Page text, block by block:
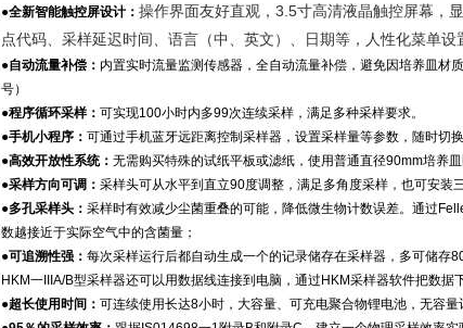
●全新智能触控屏设计： 操作界面友好直观，3.5寸高清液晶触控屏幕，
点代码、采样延迟时间、语言（中、英文）、日期等，人性化菜单设
●自动流量补偿： 内置实时流量监测传感器，全自动流量补偿，避免因培养皿材
号）
●程序循环采样： 可实现100小时内多99次连续采样，满足多种采样要求。
●手机小程序： 可通过手机蓝牙远距离控制采样器，设置采样量等参数，随时切换
●高效开放性系统： 无需购买特殊的试纸平板或滤纸，使用普通直径90mm培养皿
●采样方向可调： 采样头可从水平到直立90度调整，满足多角度采样，也可安装
●多孔采样头： 采样时有效减少尘菌重叠的可能，降低微生物计数误差。通过
数越接近于实际空气中的含菌量；
●可追溯性强： 每次采样运行后都自动生成一个的记录储存在采样器，多可储存
HKM一IIIA/B型采样器还可以用数据线连接到电脑，通过HKM采样器软件把数据
●超长使用时间： 可连续使用长达8小时，大容量、可充电聚合物锂电池，无容量